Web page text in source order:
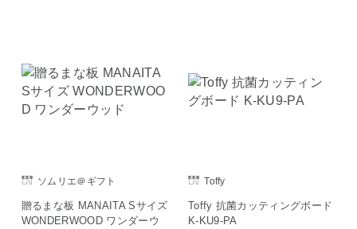
ソムリエ＠ギフト
贈るまな板 MANAITA Sサイズ
WONDERWOOD ワンダーウ
Toffy
Toffy 抗菌カッティングボード
K-KU9-PA